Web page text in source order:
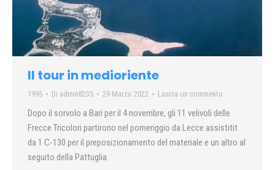
Il tour in medioriente
1995 Di admin8235 29 Marzo 2022 Lascia un commento
Dopo il sorvolo a Bari per il 4 novembre, gli 11 velivoli delle
Frecce Tricolori partirono nel pomeriggio da Lecce assistitit
da 1 C-130 per il preposizionamento del materiale e un altro al
seguito della Pattuglia.